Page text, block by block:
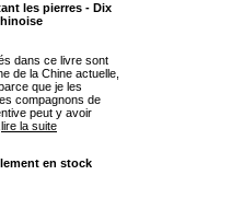
les pierres - Dix
dans ce livre sont
de la Chine actuelle,
que je les
compagnons de
peut y avoir
lire la suite
en stock